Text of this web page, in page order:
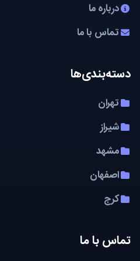
درباره ما
تماس با ما
دسته‌بندی‌ها
تهران
شیراز
مشهد
اصفهان
کرج
تماس با ما